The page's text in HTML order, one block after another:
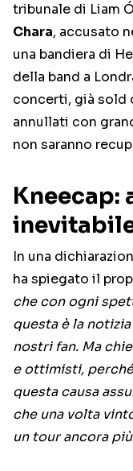
tribunale di Liam
Chara, accusato
una bandiera di
della band a
concerti, già sold
annullati con
non saranno
Kneecap:
In una
ha spiegato il
che con ogni
questa è la
nostri fan. Ma
e ottimisti,
questa causa
che una volta
un tour ancora